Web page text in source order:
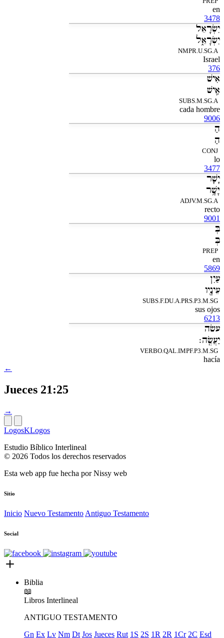
en
3478
יִשְׂרָאֵל
יִשְׂרָאֵ֑ל
NMPR.U.SG.A
Israel
376
אִישׁ
אִ֛ישׁ
SUBS.M.SG.A
cada hombre
9006
הַ
הַ
CONJ
lo
3477
יָשָׁר
יָּשָׁ֥ר
ADJV.M.SG.A
recto
9001
בְּ
בְּ
PREP
en
5869
עַיִן
עֵינָ֖יו
SUBS.F.DU.A.PRS.P3.M.SG
sus ojos
6213
עשׂה
יַעֲשֶֽׂה׃
VERBO.QAL.IMPF.P3.M.SG
hacía
←
Jueces 21:25
→
LogosKLogos
Estudio Bíblico Interlineal
© 2026 Todos los derechos reservados
Esta web app fue hecha porNissy web
Sitio
Inicio Nuevo Testamento Antiguo Testamento
Social
Biblia
📖
Libros Interlineal
ANTIGUO TESTAMENTO
Gn Ex Lv Nm Dt Jos Jueces Rut 1S 2S 1R 2R 1Cr 2C Esd